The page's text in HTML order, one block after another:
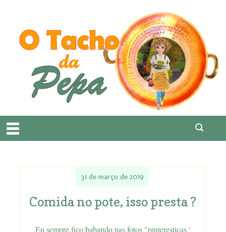
31 de março de 2019
Comida no pote, isso presta ?
Eu sempre fico babando nas fotos "pinteresticas '